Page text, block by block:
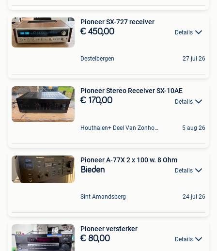
Pioneer SX-727 receiver
€ 450,00 Details
Destelbergen 27 jul 26
Pioneer Stereo Receiver SX-10AE
€ 170,00 Details
Houthalen+ Deel Van Zonhoven En Zolder 5 aug 26
Pioneer A-77X 2 x 100 w. 8 Ohm
Bieden Details
Sint-Amandsberg 24 jul 26
Pioneer versterker
€ 80,00 Details